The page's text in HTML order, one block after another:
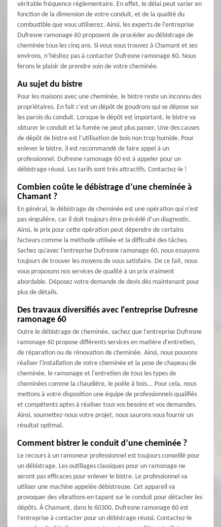
véritable fréquence règlementaire. En effet, le délai peut varier en
fonction de la dimension de votre conduit, et de la qualité du
combustible que vous utiliserez. Ainsi, les experts de l’entreprise
Dufresne ramonage 60 proposent de procéder au débistrage de
cheminée tous les cinq ans. Si vous vous trouvez à Chamant et ses
environs, n’hésitez pas à contacter Dufresne ramonage 60. Nous
ferons le plaisir de prendre soin de votre cheminée.
Au sujet du bistre
Pour les maisons avec une cheminée, le bistre reste un inconnu des
propriétaires. En fait c’est un dépôt de goudrons qui se dépose sur
les parois du conduit. Lorsque le dépôt est important, le bistre va
obturer le conduit et la fumée ne peut plus passer. Une des causes
de dépôt de bistre est l’utilisation de bois non trop humide. Pour
enlever le bistre, il est recommandé de faire appel à un
professionnel. Dufresne ramonage 60 est à appeler pour un
débistrage réussi. Les tarifs sont très attractifs. Contactez-le !
Combien coûte le débistrage d’une cheminée à
Chamant ?
En général, le débistrage de cheminée est une opération qui n’est
pas singulière, car il doit toujours être précédé d’un diagnostic.
Ainsi, le prix pour cette opération peut dépendre de certains
facteurs comme la méthode utilisée et la difficulté des tâches.
Sachez qu’avec l’entreprise Dufresne ramonage 60, nous essayons
toujours de trouver les moyens de vous satisfaire. De ce fait, nous
vous proposons nos services de qualité à un prix vraiment
abordable. Déposez votre demande de devis dès maintenant pour
plus de détails.
Des travaux diversifiés avec l'entreprise Dufresne
ramonage 60
Outre le débistrage de cheminée, sachez que l'entreprise Dufresne
ramonage 60 propose différents services en matière d'entretien,
de réparation ou de rénovation de cheminée. Ainsi, nous pouvons
réaliser l'installation de votre cheminée et la pose de chapeau de
cheminée, le ramonage et l'entretien de tous les types de
cheminées comme la chaudière, le poêle à bois... Pour cela, nous
mettons à votre disposition une équipe de professionnels qualifiés
et compétents aptes à réaliser tous vos besoins et vos demandes.
Ainsi, soumettez-nous votre projet, nous saurons vous fournir un
résultat optimal.
Comment bistrer le conduit d’une cheminée ?
Le recours à un ramoneur professionnel est toujours conseillé pour
un débistrage. Les outillages classiques pour un ramonage ne
seront pas efficaces pour enlever le bistre. Le professionnel va
utiliser une machine appelée débistreuse. Cet appareil va
provoquer des vibrations en tapant sur le conduit pour détacher les
dépôts. À Chamant, dans le 60300, Dufresne ramonage 60 est
l’entreprise à contacter pour un débistrage réussi. Contactez-le